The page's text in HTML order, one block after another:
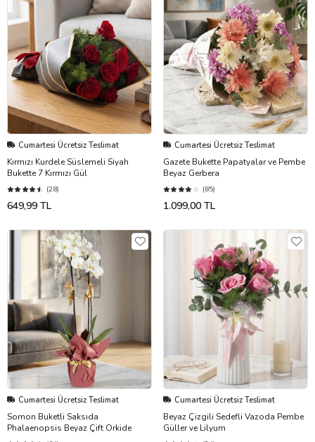
Cumartesi Ücretsiz Teslimat
Kırmızı Kurdele Süslemeli Siyah
Bukette 7 Kırmızı Gül
(28)
649,99 TL
Cumartesi Ücretsiz Teslimat
Gazete Bukette Papatyalar ve Pembe
Beyaz Gerbera
(85)
1.099,00 TL
Cumartesi Ücretsiz Teslimat
Somon Buketli Saksıda
Phalaenopsis Beyaz Çift Orkide
Cumartesi Ücretsiz Teslimat
Beyaz Çizgili Sedefli Vazoda Pembe
Güller ve Lilyum